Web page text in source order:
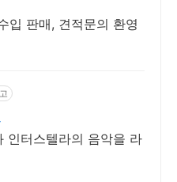
입 판매, 견적문의 환영
인터스텔라의 음악을 라